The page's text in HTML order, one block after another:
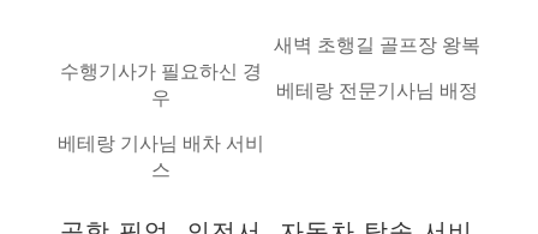
수행기사가 필요하신 경
우
베테랑 기사님 배차 서비
스
새벽 초행길 골프장 왕복
베테랑 전문기사님 배정